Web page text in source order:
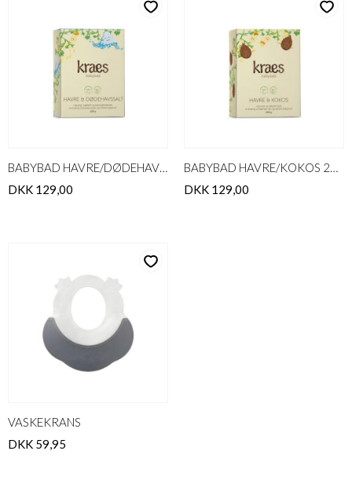
BABYBAD HAVRE/DØDEHAVSSALT 200
DKK 129,00
BABYBAD HAVRE/KOKOS 200g
DKK 129,00
VASKEKRANS
DKK 59,95